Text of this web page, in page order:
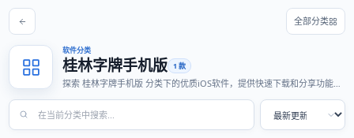
全部分类
软件分类
桂林字牌手机版 1 款
探索 桂林字牌手机版 分类下的优质iOS软件，提供快速下载和分享功能，